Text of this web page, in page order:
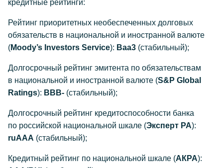
кредитные рейтинги:
Рейтинг приоритетных необеспеченных долговых
обязательств в национальной и иностранной валюте
(Moody’s Investors Service): Baa3 (стабильный);
Долгосрочный рейтинг эмитента по обязательствам
в национальной и иностранной валюте (S&P Global
Ratings): BBB- (стабильный);
Долгосрочный рейтинг кредитоспособности банка
по российской национальной шкале (Эксперт РА):
ruAAA (стабильный);
Кредитный рейтинг по национальной шкале (АКРА):